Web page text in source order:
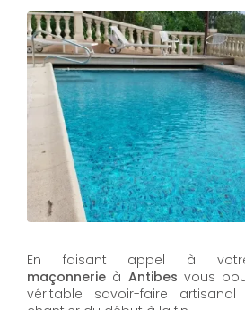
En faisant appel à
maçonnerie à Antibes vous
véritable savoir-faire